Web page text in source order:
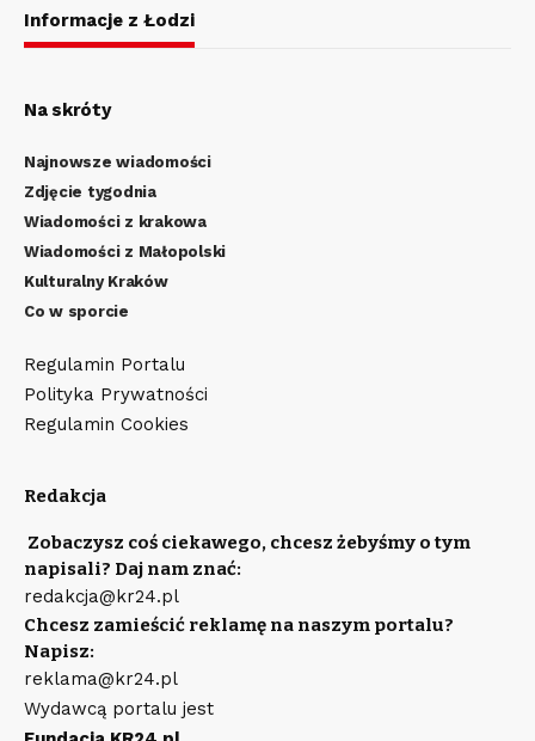
Informacje z Łodzi
Na skróty
Najnowsze wiadomości
Zdjęcie tygodnia
Wiadomości z krakowa
Wiadomości z Małopolski
Kulturalny Kraków
Co w sporcie
Regulamin Portalu
Polityka Prywatności
Regulamin Cookies
Redakcja
Zobaczysz coś ciekawego, chcesz żebyśmy o tym
napisali? Daj nam znać:
redakcja@kr24.pl
Chcesz zamieścić reklamę na naszym portalu?
Napisz:
reklama@kr24.pl
Wydawcą portalu jest